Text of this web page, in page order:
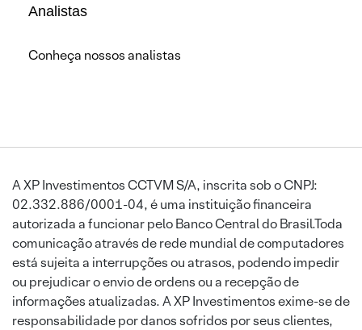
Analistas
Conheça nossos analistas
A XP Investimentos CCTVM S/A, inscrita sob o CNPJ:
02.332.886/0001-04, é uma instituição financeira
autorizada a funcionar pelo Banco Central do Brasil.Toda
comunicação através de rede mundial de computadores
está sujeita a interrupções ou atrasos, podendo impedir
ou prejudicar o envio de ordens ou a recepção de
informações atualizadas. A XP Investimentos exime-se de
responsabilidade por danos sofridos por seus clientes,